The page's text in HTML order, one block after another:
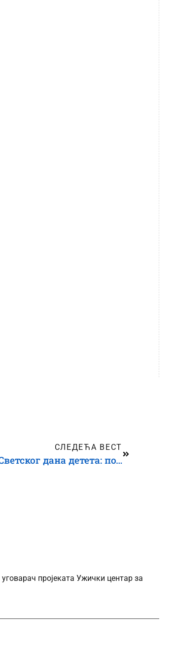
СЛЕДЕЋА ВЕСТ
Хуманитарна аукција у част Светског дана детета: подршка деци кроз спорт
пројеката Ужички центар за